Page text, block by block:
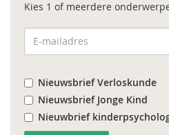
Kies 1 of meerdere
Nieuwsbrief Verloskunde
Nieuwsbrief Jonge Kind
Nieuwbrief